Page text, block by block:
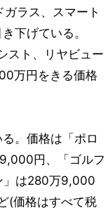
ラス、スマート
下げている。
スト、リヤビュー
万円をきる価格
。価格は「ポロ
円、「ゴルフ
」は280万9,000
(価格はすべて税